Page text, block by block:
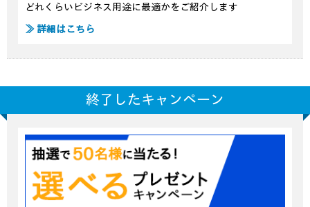
どれくらいビジネス用途に最適かをご紹介します
≫ 詳細はこちら
終了したキャンペーン